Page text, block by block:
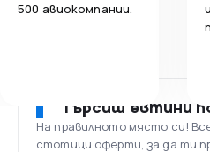
500 авиокомпании.
Търсиш евтини
На правилното място си!
стотици оферти, за да ти